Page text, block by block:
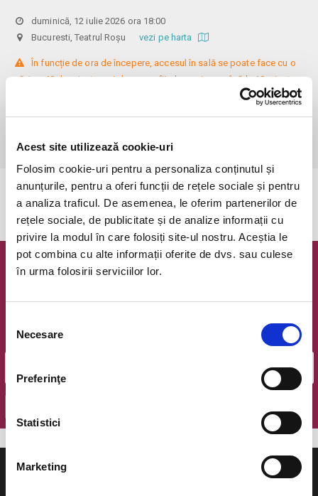
Acest site utilizează cookie-uri
Folosim cookie-uri pentru a personaliza conținutul și
anunțurile, pentru a oferi funcții de rețele sociale și pentru
a analiza traficul. De asemenea, le oferim partenerilor de
rețele sociale, de publicitate și de analize informații cu
privire la modul în care folosiți site-ul nostru. Aceștia le
pot combina cu alte informații oferite de dvs. sau culese
în urma folosirii serviciilor lor.
consimțământului
Necesare
Preferinţe
Statistici
Marketing
duminică, 12 iulie 2026 ora 18:00
Bucuresti, Teatrul Roșu vezi pe harta
În funcție de ora de începere, accesul în sală se poate face cu o
oră / cu 40 de minute mai devreme, fiind permis cu până la 10 minute
înainte de spectacol. Așezarea se realizează la mese de 2 (nr. limitat), 3
Informații suplimentare, la nr. de telefon 0773 825 249.
Evenimentul a expirat.
Newsletter @ Bilete.ro
Email